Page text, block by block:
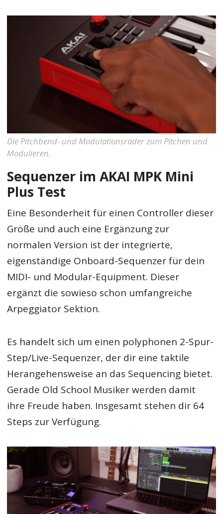
Die Pitchbend- und Modulationsräder zum Pitchen und
Modulieren.
Sequenzer im AKAI MPK Mini
Plus Test
Eine Besonderheit für einen Controller dieser
Größe und auch eine Ergänzung zur
normalen Version ist der integrierte,
eigenständige Onboard-Sequenzer für dein
MIDI- und Modular-Equipment. Dieser
ergänzt die sowieso schon umfangreiche
Arpeggiator Sektion.
Es handelt sich um einen polyphonen 2-Spur-
Step/Live-Sequenzer, der dir eine taktile
Herangehensweise an das Sequencing bietet.
Gerade Old School Musiker werden damit
ihre Freude haben. Insgesamt stehen dir 64
Steps zur Verfügung.